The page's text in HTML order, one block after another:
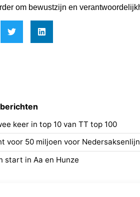
om bewustzijn en
keer in top 10 van TT top 100
voor 50 miljoen voor Nedersaksenlijn
start in Aa en Hunze